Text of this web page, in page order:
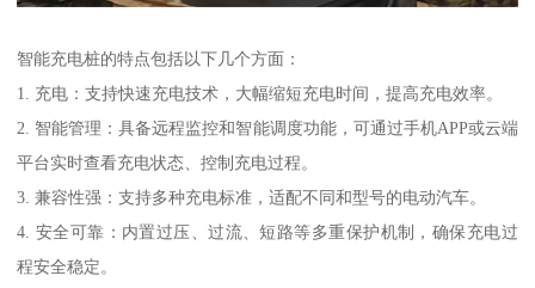
智能充电桩的特点包括以下几个方面：
1. 充电：支持快速充电技术，大幅缩短充电时间，提高充电效率。
2. 智能管理：具备远程监控和智能调度功能，可通过手机APP或云端
平台实时查看充电状态、控制充电过程。
3. 兼容性强：支持多种充电标准，适配不同和型号的电动汽车。
4. 安全可靠：内置过压、过流、短路等多重保护机制，确保充电过
程安全稳定。